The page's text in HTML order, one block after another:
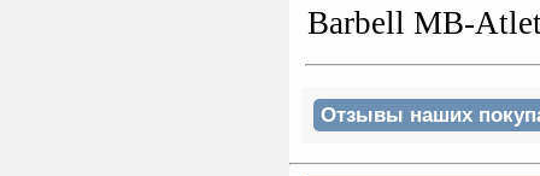
Barbell MB-
Отзывы наших